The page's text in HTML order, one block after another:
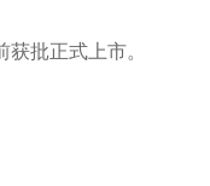
批正式上市。